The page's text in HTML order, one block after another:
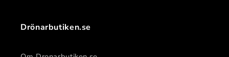
Drönarbutiken.se